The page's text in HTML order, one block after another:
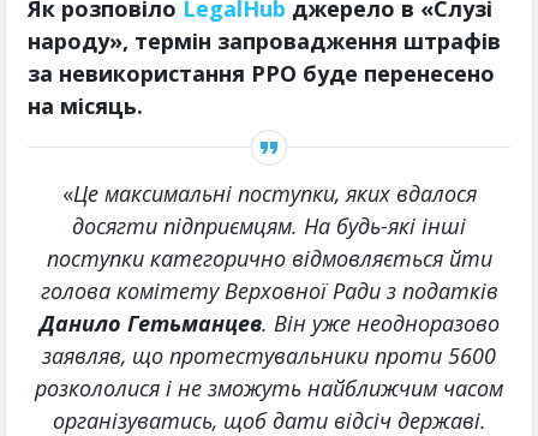
Як розповіло LegalHub джерело в «Слузі
народу», термін запровадження штрафів
за невикористання РРО буде перенесено
на місяць.
«Це максимальні поступки, яких вдалося
досягти підприємцям. На будь-які інші
поступки категорично відмовляється йти
голова комітету Верховної Ради з податків
Данило Гетьманцев. Він уже неодноразово
заявляв, що протестувальники проти 5600
розкололися і не зможуть найближчим часом
організуватись, щоб дати відсіч державі.